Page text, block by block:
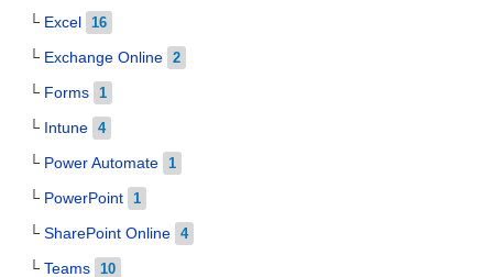
Excel 16
Exchange Online 2
Forms 1
Intune 4
Power Automate 1
PowerPoint 1
SharePoint Online 4
Teams 10